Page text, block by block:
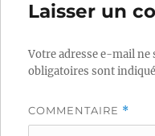
Laisser un
Votre adresse e-mail ne
obligatoires sont
COMMENTAIRE *